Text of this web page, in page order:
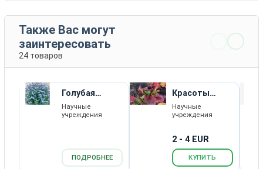
Также Вас могут
заинтересовать
24 товаров
Голубая
Лагуна
Научные
учреждения
ПОДРОБНЕЕ
Красоты
Кузбасса
Научные
учреждения
2 - 4 EUR
КУПИТЬ